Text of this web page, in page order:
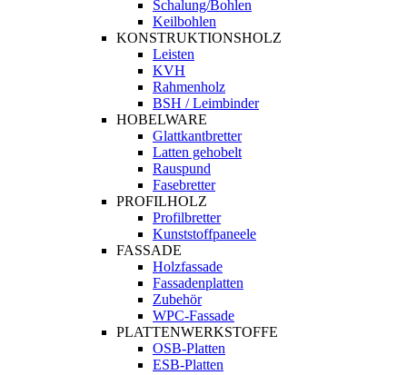
Schalung/Bohlen
Keilbohlen
KONSTRUKTIONSHOLZ
Leisten
KVH
Rahmenholz
BSH / Leimbinder
HOBELWARE
Glattkantbretter
Latten gehobelt
Rauspund
Fasebretter
PROFILHOLZ
Profilbretter
Kunststoffpaneele
FASSADE
Holzfassade
Fassadenplatten
Zubehör
WPC-Fassade
PLATTENWERKSTOFFE
OSB-Platten
ESB-Platten